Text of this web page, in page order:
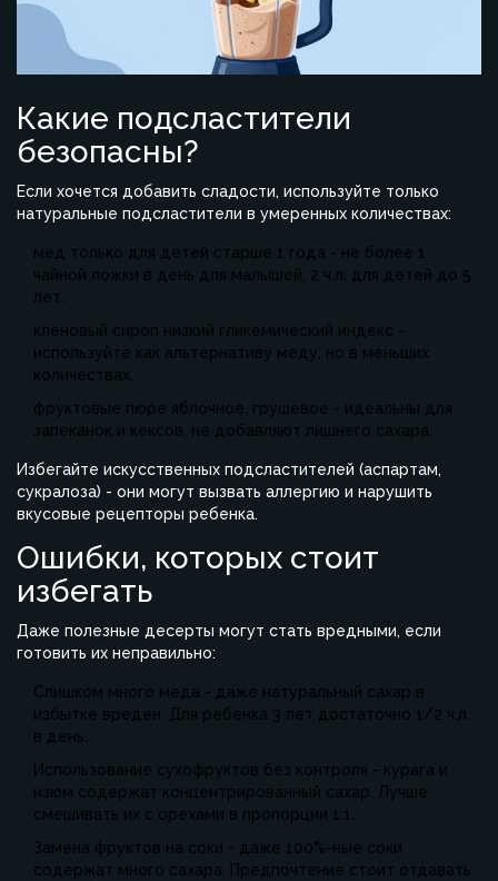
Какие подсластители
безопасны?
Если хочется добавить сладости, используйте только
натуральные подсластители в умеренных количествах:
мед только для детей старше 1 года - не более 1
чайной ложки в день для малышей, 2 ч.л. для детей до 5
лет.
кленовый сироп низкий гликемический индекс -
используйте как альтернативу меду, но в меньших
количествах.
фруктовые пюре яблочное, грушевое - идеальны для
запеканок и кексов, не добавляют лишнего сахара.
Избегайте искусственных подсластителей (аспартам,
сукралоза) - они могут вызвать аллергию и нарушить
вкусовые рецепторы ребенка.
Ошибки, которых стоит
избегать
Даже полезные десерты могут стать вредными, если
готовить их неправильно:
Слишком много меда - даже натуральный сахар в
избытке вреден. Для ребенка 3 лет достаточно 1/2 ч.л.
в день.
Использование сухофруктов без контроля - курага и
изюм содержат концентрированный сахар. Лучше
смешивать их с орехами в пропорции 1:1.
Замена фруктов на соки - даже 100%-ные соки
содержат много сахара. Предпочтение стоит отдавать